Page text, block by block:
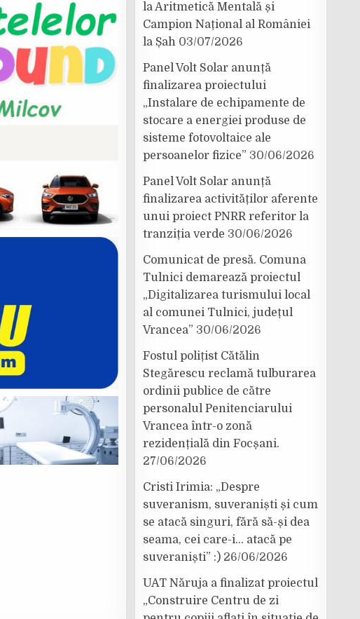
la Aritmetică Mentală și
Campion Național al României
la Șah 03/07/2026
Panel Volt Solar anunță
finalizarea proiectului
„Instalare de echipamente de
stocare a energiei produse de
sisteme fotovoltaice ale
persoanelor fizice” 30/06/2026
Panel Volt Solar anunță
finalizarea activităților aferente
unui proiect PNRR referitor la
tranziția verde 30/06/2026
Comunicat de presă. Comuna
Tulnici demarează proiectul
„Digitalizarea turismului local
al comunei Tulnici, județul
Vrancea” 30/06/2026
Fostul polițist Cătălin
Stegărescu reclamă tulburarea
ordinii publice de către
personalul Penitenciarului
Vrancea într-o zonă
rezidențială din Focșani.
27/06/2026
Cristi Irimia: „Despre
suveranism, suveraniști și cum
se atacă singuri, fără să-și dea
seama, cei care-i… atacă pe
suveraniști” :) 26/06/2026
UAT Năruja a finalizat proiectul
„Construire Centru de zi